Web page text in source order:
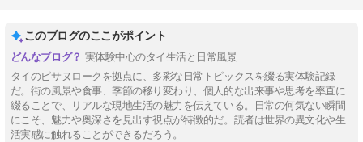
このブログのここがポイント
実体験中心のタイ生活と日常風景
タイのピサヌロークを拠点に、多彩な日常トピックスを綴る実体験記録
だ。街の風景や食事、季節の移り変わり、個人的な出来事や思考を率直に
綴ることで、リアルな現地生活の魅力を伝えている。日常の何気ない瞬間
にこそ、魅力や奥深さを見出す視点が特徴的だ。読者は世界の異文化や生
活実感に触れることができるだろう。